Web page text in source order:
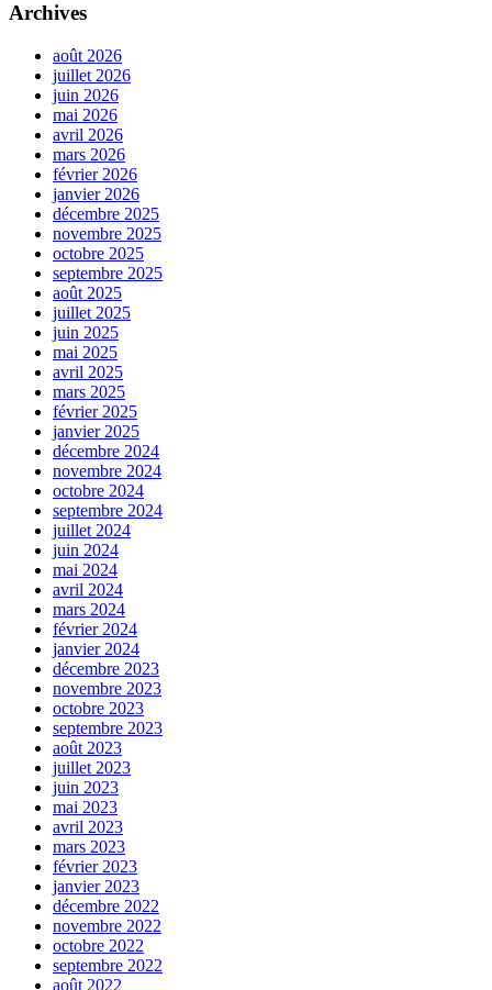
Archives
août 2026
juillet 2026
juin 2026
mai 2026
avril 2026
mars 2026
février 2026
janvier 2026
décembre 2025
novembre 2025
octobre 2025
septembre 2025
août 2025
juillet 2025
juin 2025
mai 2025
avril 2025
mars 2025
février 2025
janvier 2025
décembre 2024
novembre 2024
octobre 2024
septembre 2024
juillet 2024
juin 2024
mai 2024
avril 2024
mars 2024
février 2024
janvier 2024
décembre 2023
novembre 2023
octobre 2023
septembre 2023
août 2023
juillet 2023
juin 2023
mai 2023
avril 2023
mars 2023
février 2023
janvier 2023
décembre 2022
novembre 2022
octobre 2022
septembre 2022
août 2022